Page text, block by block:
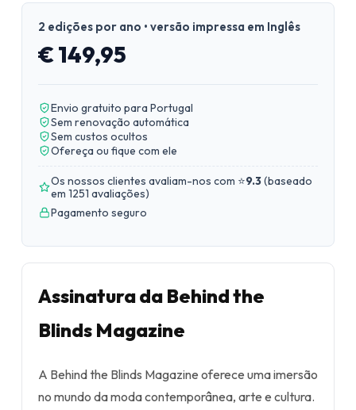
2 edições por ano • versão impressa em Inglês
€ 149,95
Envio gratuito para Portugal
Sem renovação automática
Sem custos ocultos
Ofereça ou fique com ele
Os nossos clientes avaliam-nos com ⭐9.3(baseado
em 1251 avaliações)
Pagamento seguro
Assinatura da Behind the
Blinds Magazine
A Behind the Blinds Magazine oferece uma imersão
no mundo da moda contemporânea, arte e cultura.